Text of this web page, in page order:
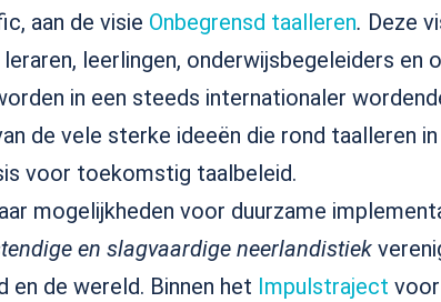
aan de visie Onbegrensd taalleren. Deze
leerlingen, onderwijsbegeleiders en
in een steeds internationaler
de vele sterke ideeën die rond taalleren
voor toekomstig taalbeleid.
mogelijkheden voor duurzame
en slagvaardige neerlandistiek
en de wereld. Binnen het Impulstraject